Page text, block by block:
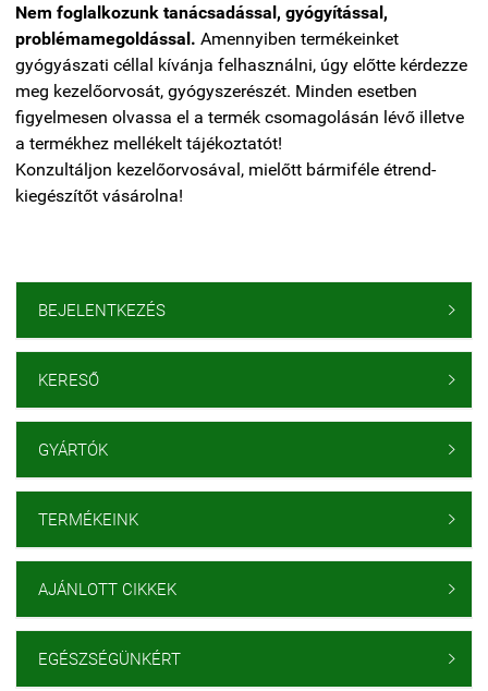
Nem foglalkozunk tanácsadással, gyógyítással,
problémamegoldással. Amennyiben termékeinket
gyógyászati céllal kívánja felhasználni, úgy előtte kérdezze
meg kezelőorvosát, gyógyszerészét. Minden esetben
figyelmesen olvassa el a termék csomagolásán lévő illetve
a termékhez mellékelt tájékoztatót!
Konzultáljon kezelőorvosával, mielőtt bármiféle étrend-
kiegészítőt vásárolna!
BEJELENTKEZÉS 
KERESŐ 
GYÁRTÓK 
TERMÉKEINK 
AJÁNLOTT CIKKEK 
EGÉSZSÉGÜNKÉRT 